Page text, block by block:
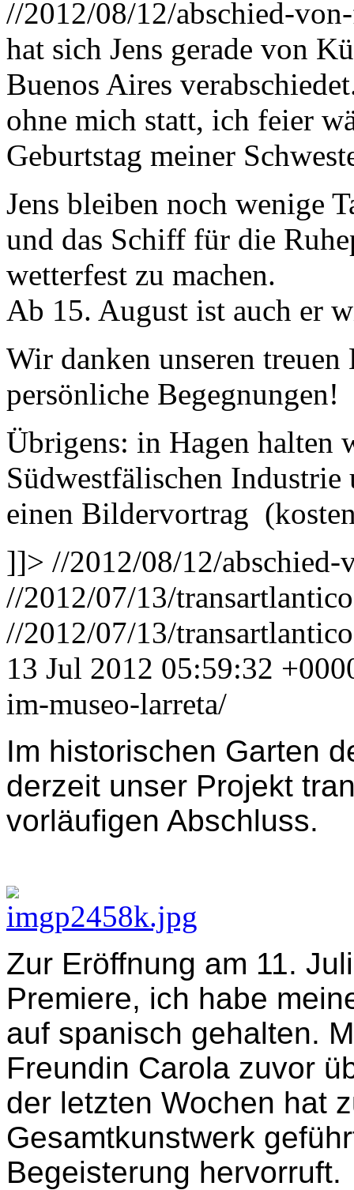
//2012/08/12/abschied-
hat sich Jens gerade von
Buenos Aires
ohne mich statt, ich feier
Geburtstag meiner
Jens bleiben noch wenige
und das Schiff für die
wetterfest zu machen.
Ab 15. August ist auch er
Wir danken unseren
persönliche Begegnungen!
Übrigens: in Hagen halten
Südwestfälischen
einen Bildervortrag
]]> //2012/08/12/abschied-
//2012/07/13/
//2012/07/13/
13 Jul 2012 05:59:32
im-museo-larreta/
Im historischen Garten
derzeit unser Projekt
vorläufigen Abschluss.
Zur Eröffnung am 11.
Premiere, ich habe
auf spanisch gehalten.
Freundin Carola zuvor
der letzten Wochen hat
Gesamtkunstwerk
Begeisterung hervorruft.